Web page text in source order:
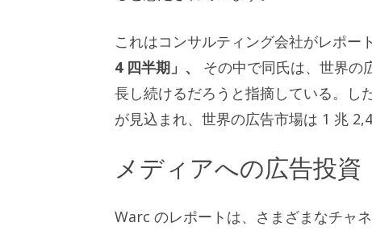
これはコンサルティング会社がレポー
4 四半期」、
その中で同氏は、世界の
長し続けるだろうと指摘している。し
が見込まれ、世界の広告市場は 1 兆
メディアへの広告投資
Warc のレポートは、さまざまなチャ